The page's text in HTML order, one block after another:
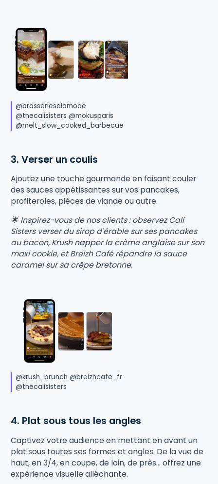
@brasseriesalamode
@thecalisisters @mokusparis
@melt_slow_cooked_barbecue
3. Verser un coulis
Ajoutez une touche gourmande en faisant couler
des sauces appétissantes sur vos pancakes,
profiteroles, pièces de viande ou autre.
🌟 Inspirez-vous de nos clients : observez Cali
Sisters verser du sirop d'érable sur ses pancakes
au bacon, Krush napper la crème anglaise sur son
maxi cookie, et Breizh Café répandre la sauce
caramel sur sa crêpe bretonne.
@krush_brunch @breizhcafe_fr
@thecalisisters
4. Plat sous tous les angles
Captivez votre audience en mettant en avant un
plat sous toutes ses formes et angles. De la vue de
haut, en 3/4, en coupe, de loin, de près... offrez une
expérience visuelle alléchante.